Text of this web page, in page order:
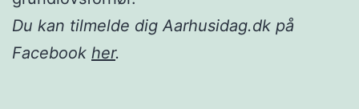
Du kan tilmelde dig Aarhusidag.dk på
Facebook her.